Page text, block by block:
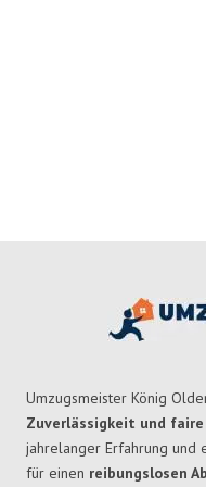
Umzugsmeister König
Zuverlässigkeit und faire
jahrelanger Erfahrung und
für einen reibungslosen